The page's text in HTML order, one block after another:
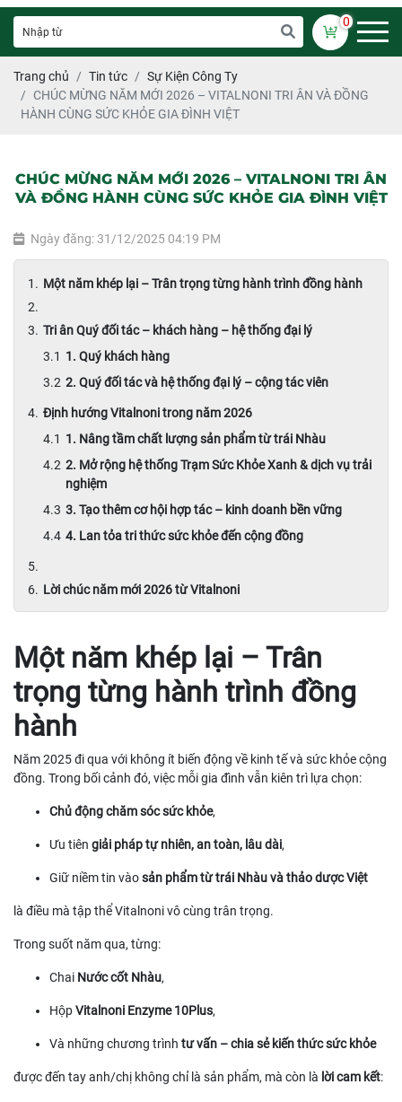
0
Trang chủ Tin tức
Sự Kiện Công Ty
CHÚC MỪNG NĂM MỚI 2026 – VITALNONI TRI ÂN VÀ ĐỒNG
HÀNH CÙNG SỨC KHỎE GIA ĐÌNH VIỆT
CHÚC MỪNG NĂM MỚI 2026 – VITALNONI TRI ÂN
VÀ ĐỒNG HÀNH CÙNG SỨC KHỎE GIA ĐÌNH VIỆT
Ngày đăng: 31/12/2025 04:19 PM
Một năm khép lại – Trân trọng từng hành trình đồng hành
Tri ân Quý đối tác – khách hàng – hệ thống đại lý
1. Quý khách hàng
2. Quý đối tác và hệ thống đại lý – cộng tác viên
Định hướng Vitalnoni trong năm 2026
1. Nâng tầm chất lượng sản phẩm từ trái Nhàu
2. Mở rộng hệ thống Trạm Sức Khỏe Xanh & dịch vụ trải
nghiệm
3. Tạo thêm cơ hội hợp tác – kinh doanh bền vững
4. Lan tỏa tri thức sức khỏe đến cộng đồng
Lời chúc năm mới 2026 từ Vitalnoni
Một năm khép lại – Trân
trọng từng hành trình đồng
hành
Năm 2025 đi qua với không ít biến động về kinh tế và sức khỏe cộng
đồng. Trong bối cảnh đó, việc mỗi gia đình vẫn kiên trì lựa chọn:
Chủ động chăm sóc sức khỏe,
Ưu tiên giải pháp tự nhiên, an toàn, lâu dài,
Giữ niềm tin vàosản phẩm từ trái Nhàu và thảo dược Việt
là điều mà tập thể Vitalnoni vô cùng trân trọng.
Trong suốt năm qua, từng:
Chai Nước cốt Nhàu,
HộpVitalnoni Enzyme 10Plus,
Và những chương trình tư vấn – chia sẻ kiến thức sức khỏe
được đến tay anh/chị không chỉ là sản phẩm, mà còn là lời cam kết: